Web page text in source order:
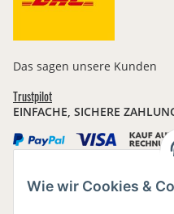
Wie wir Cookies &
Das sagen unsere Kunden
Trustpilot
EINFACHE, SICHERE